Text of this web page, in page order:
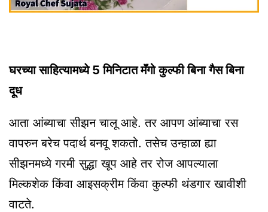
घरच्या साहित्यामध्ये 5 मिनिटात मॅंगो कुल्फी बिना गैस बिना
दूध
आता आंब्याचा सीझन चालू आहे. तर आपण आंब्याचा रस
वापरुन बरेच पदार्थ बनवू शकतो. तसेच उन्हाळा ह्या
सीझनमध्ये गरमी सुद्धा खूप आहे तर रोज आपल्याला
मिल्कशेक किंवा आइसक्रीम किंवा कुल्फी थंडगार खावीशी
वाटते.